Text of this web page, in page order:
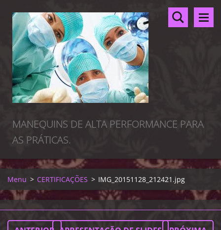
MANEQUINS DE ALTA PERFORMANCE PARA
AS PRÁTICAS.
Menu > CERTIFICAÇÕES > IMG_20151128_212421.jpg